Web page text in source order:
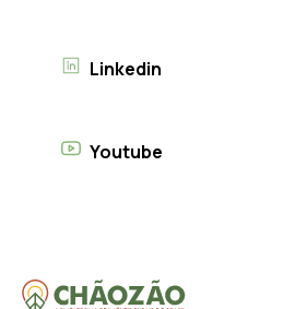
Linkedin
Youtube